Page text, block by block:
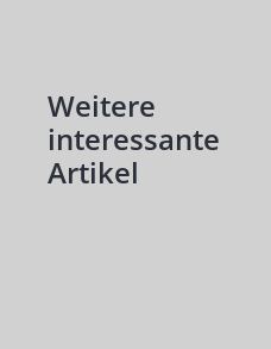
Produktgalerie überspringen
Weitere
interessante
Artikel